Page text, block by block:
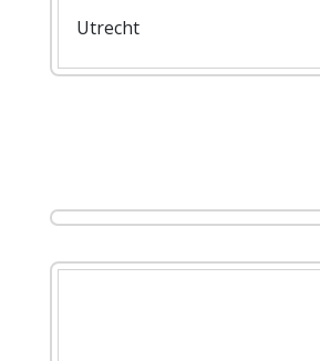
Utrecht